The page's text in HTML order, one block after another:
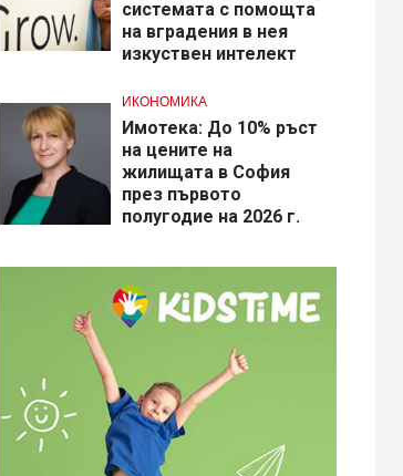
системата с помощта
на вградения в нея
изкуствен интелект
ИКОНОМИКА
Имотека: До 10% ръст
на цените на
жилищата в София
през първото
полугодие на 2026 г.